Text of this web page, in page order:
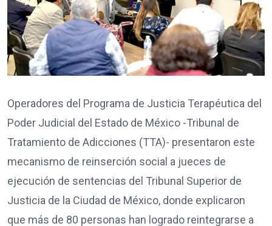
Operadores del Programa de Justicia Terapéutica del
Poder Judicial del Estado de México -Tribunal de
Tratamiento de Adicciones (TTA)- presentaron este
mecanismo de reinserción social a jueces de
ejecución de sentencias del Tribunal Superior de
Justicia de la Ciudad de México, donde explicaron
que más de 80 personas han logrado reintegrarse a